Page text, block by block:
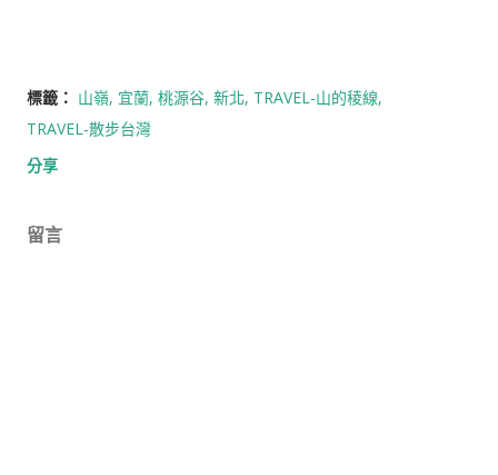
標籤： 山嶺 宜蘭 桃源谷 新北 TRAVEL-山的稜線
TRAVEL-散步台灣
分享
留言